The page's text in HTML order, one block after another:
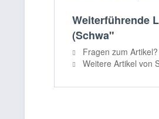
Weiterführende
(Schwa"
Fragen zum Artikel?
Weitere Artikel von